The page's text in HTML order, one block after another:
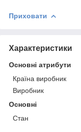
Приховати
Характеристики
Основні атрибути
Країна виробник
Виробник
Основні
Стан